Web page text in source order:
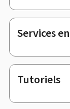
de
page
Services
Tutoriels